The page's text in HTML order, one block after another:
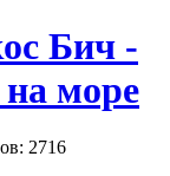
Бич -
море
2716